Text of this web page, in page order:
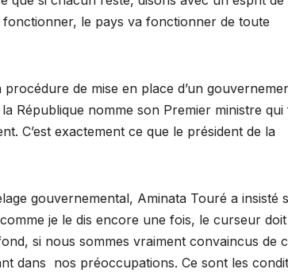
le pays va fonctionner de toute
de mise en place d’un
République nomme son Premier ministre qui
C’est exactement ce que le président de la
gouvernemental, Aminata Touré a insisté
je le dis encore une fois, le curseur
si nous sommes vraiment convaincus de
dans nos préoccupations. Ce sont les